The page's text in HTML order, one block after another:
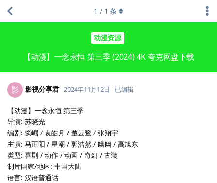
动漫资源
【动漫】一念永恒 第三季 (2024) 4K 夸克网盘下载
1 / 1 条
影 影视分享君 2024年11月12日 已编辑
【动漫】一念永恒 第三季
导演: 苏晓光
编剧: 窦崛 / 袁皓月 / 董云鹭 / 张翔宇
主演: 马正阳 / 星潮 / 郭浩然 / 幽幽 / 高旭东
类型: 喜剧 / 动作 / 动画 / 奇幻 / 古装
制片国家/地区: 中国大陆
语言: 汉语普通话